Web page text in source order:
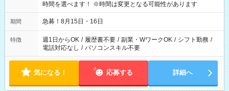
時間を選べます！ ※時間は変更となる可能性があります
期間 急募！8月15日・16日
特徴 週1日からOK / 履歴書不要 / 副業・WワークOK / シフト勤務 /
電話対応なし / パソコンスキル不要
気になる！ 応募する 詳細へ